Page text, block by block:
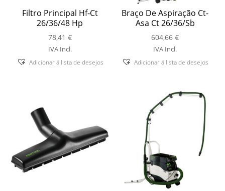
Filtro Principal Hf-Ct
26/36/48 Hp
78,41 €
IVA Incl.
Adicionar á lista de desejos
Braço De Aspiração Ct-
Asa Ct 26/36/Sb
604,66€
IVA Incl.
Adicionar á lista de desejos